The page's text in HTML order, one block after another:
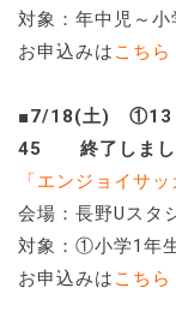
対象：年中児～
お申込みは こちら
■7/18(土) ①13
45 終了しまし
「エンジョイサ
会場：長野Uスタ
対象：①小学1年
お申込みは こちら